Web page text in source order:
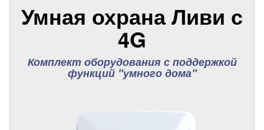
Умная охрана Ливи с
4G
Комплект оборудования с поддержкой
функций "умного дома"